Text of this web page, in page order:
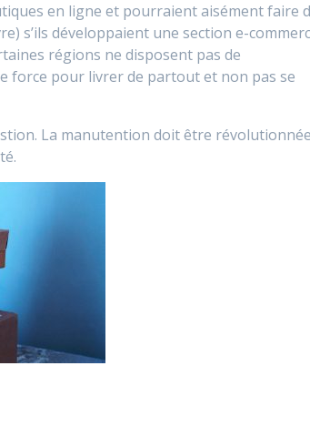
en ligne et pourraient aisément faire
s’ils développaient une section e-
régions ne disposent pas de
force pour livrer de partout et non pas se
La manutention doit être